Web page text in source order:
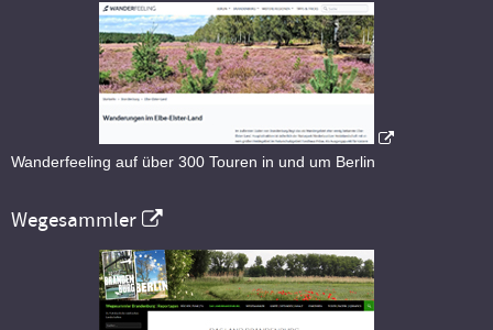
Wanderfeeling auf über 300 Touren in und um Berlin
Wegesammler